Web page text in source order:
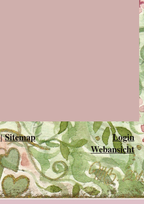
| Sitemap
Login
Webansicht